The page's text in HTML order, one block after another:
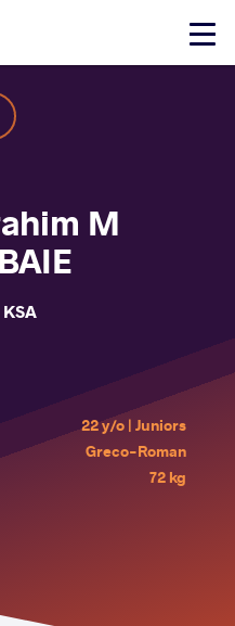
Click
M
KSA
22 y/o | Juniors
Greco-Roman
72 kg